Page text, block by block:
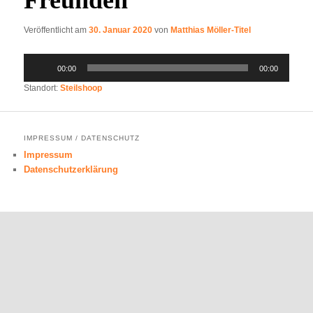
Veröffentlicht am30. Januar 2020 von Matthias Möller-Titel
00:00 00:00
Standort:Steilshoop
IMPRESSUM / DATENSCHUTZ
Impressum
Datenschutzerklärung